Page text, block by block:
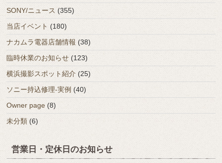
SONY/ニュース (355)
当店イベント (180)
ナカムラ電器店舗情報 (38)
臨時休業のお知らせ (123)
横浜撮影スポット紹介 (25)
ソニー持込修理-実例 (40)
Owner page (8)
未分類 (6)
営業日・定休日のお知らせ